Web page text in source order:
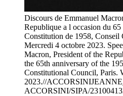
Discours de Emmanuel
Republique a l occasion du 65
Constitution de 1958, Conseil
Mercredi 4 octobre 2023.
Macron, President of the
the 65th anniversary of the
Constitutional Council, Paris.
2023.//
ACCORSINI/SIPA/